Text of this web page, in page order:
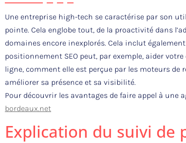
Une entreprise high-tech se caractérise par son
pointe. Cela englobe tout, de la proactivité dans
domaines encore inexplorés. Cela inclut
positionnement SEO peut, par exemple, aider
ligne, comment elle est perçue par les moteurs
améliorer sa présence et sa visibilité.
Pour découvrir les avantages de faire appel à une
bordeaux.net
Explication du suivi de